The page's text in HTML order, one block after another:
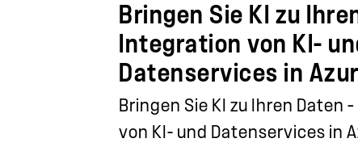
Bringen Sie KI zu
Integration von KI-
Datenservices in
Bringen Sie KI zu Ihren Daten
von KI- und Datenservices in